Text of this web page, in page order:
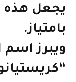
يجعل هذه
بامتياز.
ويبرز اسم